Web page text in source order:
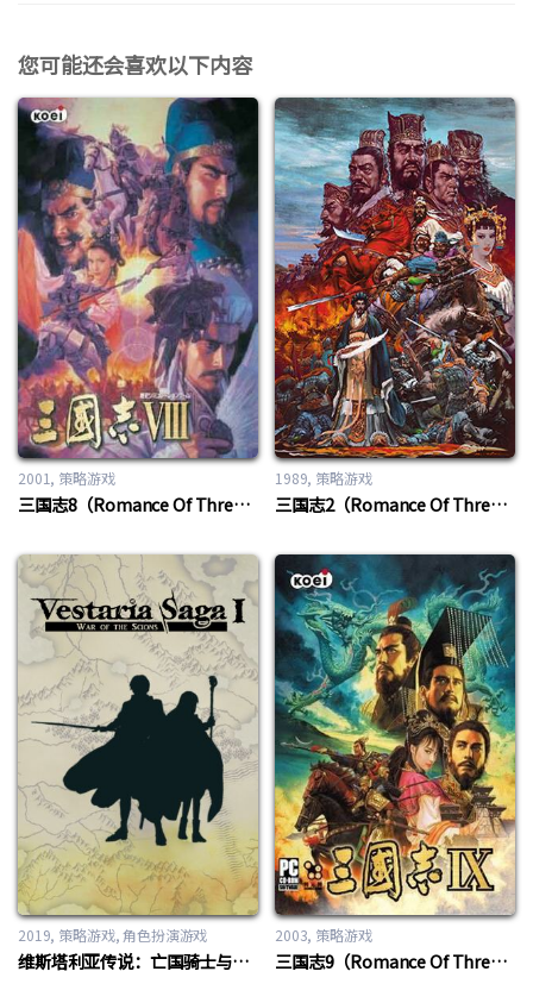
您可能还会喜欢以下内容
2001 策略游戏
三国志8（Romance Of Three Kingdom 8）
1989 策略游戏
三国志2（Romance Of Three Kingdom 2）
2019 策略游戏,角色扮演游戏
维斯塔利亚传说：亡国骑士与星辰巫女（Vestaria Saga I: War of the Scions）
2003 策略游戏
三国志9（Romance Of Three Kingdom 9）